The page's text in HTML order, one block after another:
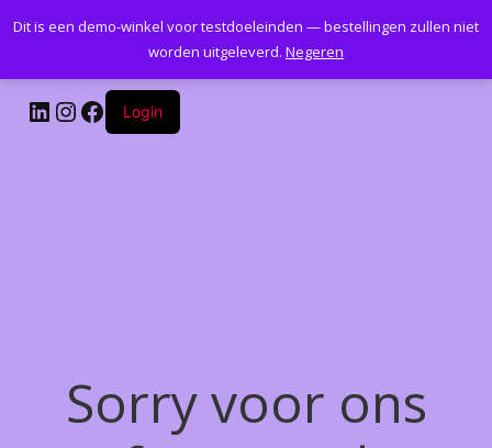
Kantoormeubelenplus.com
LinkedIn
Instagram
Facebook
Login
Sorry voor ons
Dit is een demo-winkel voor testdoeleinden — bestellingen zullen niet
worden uitgeleverd. Negeren